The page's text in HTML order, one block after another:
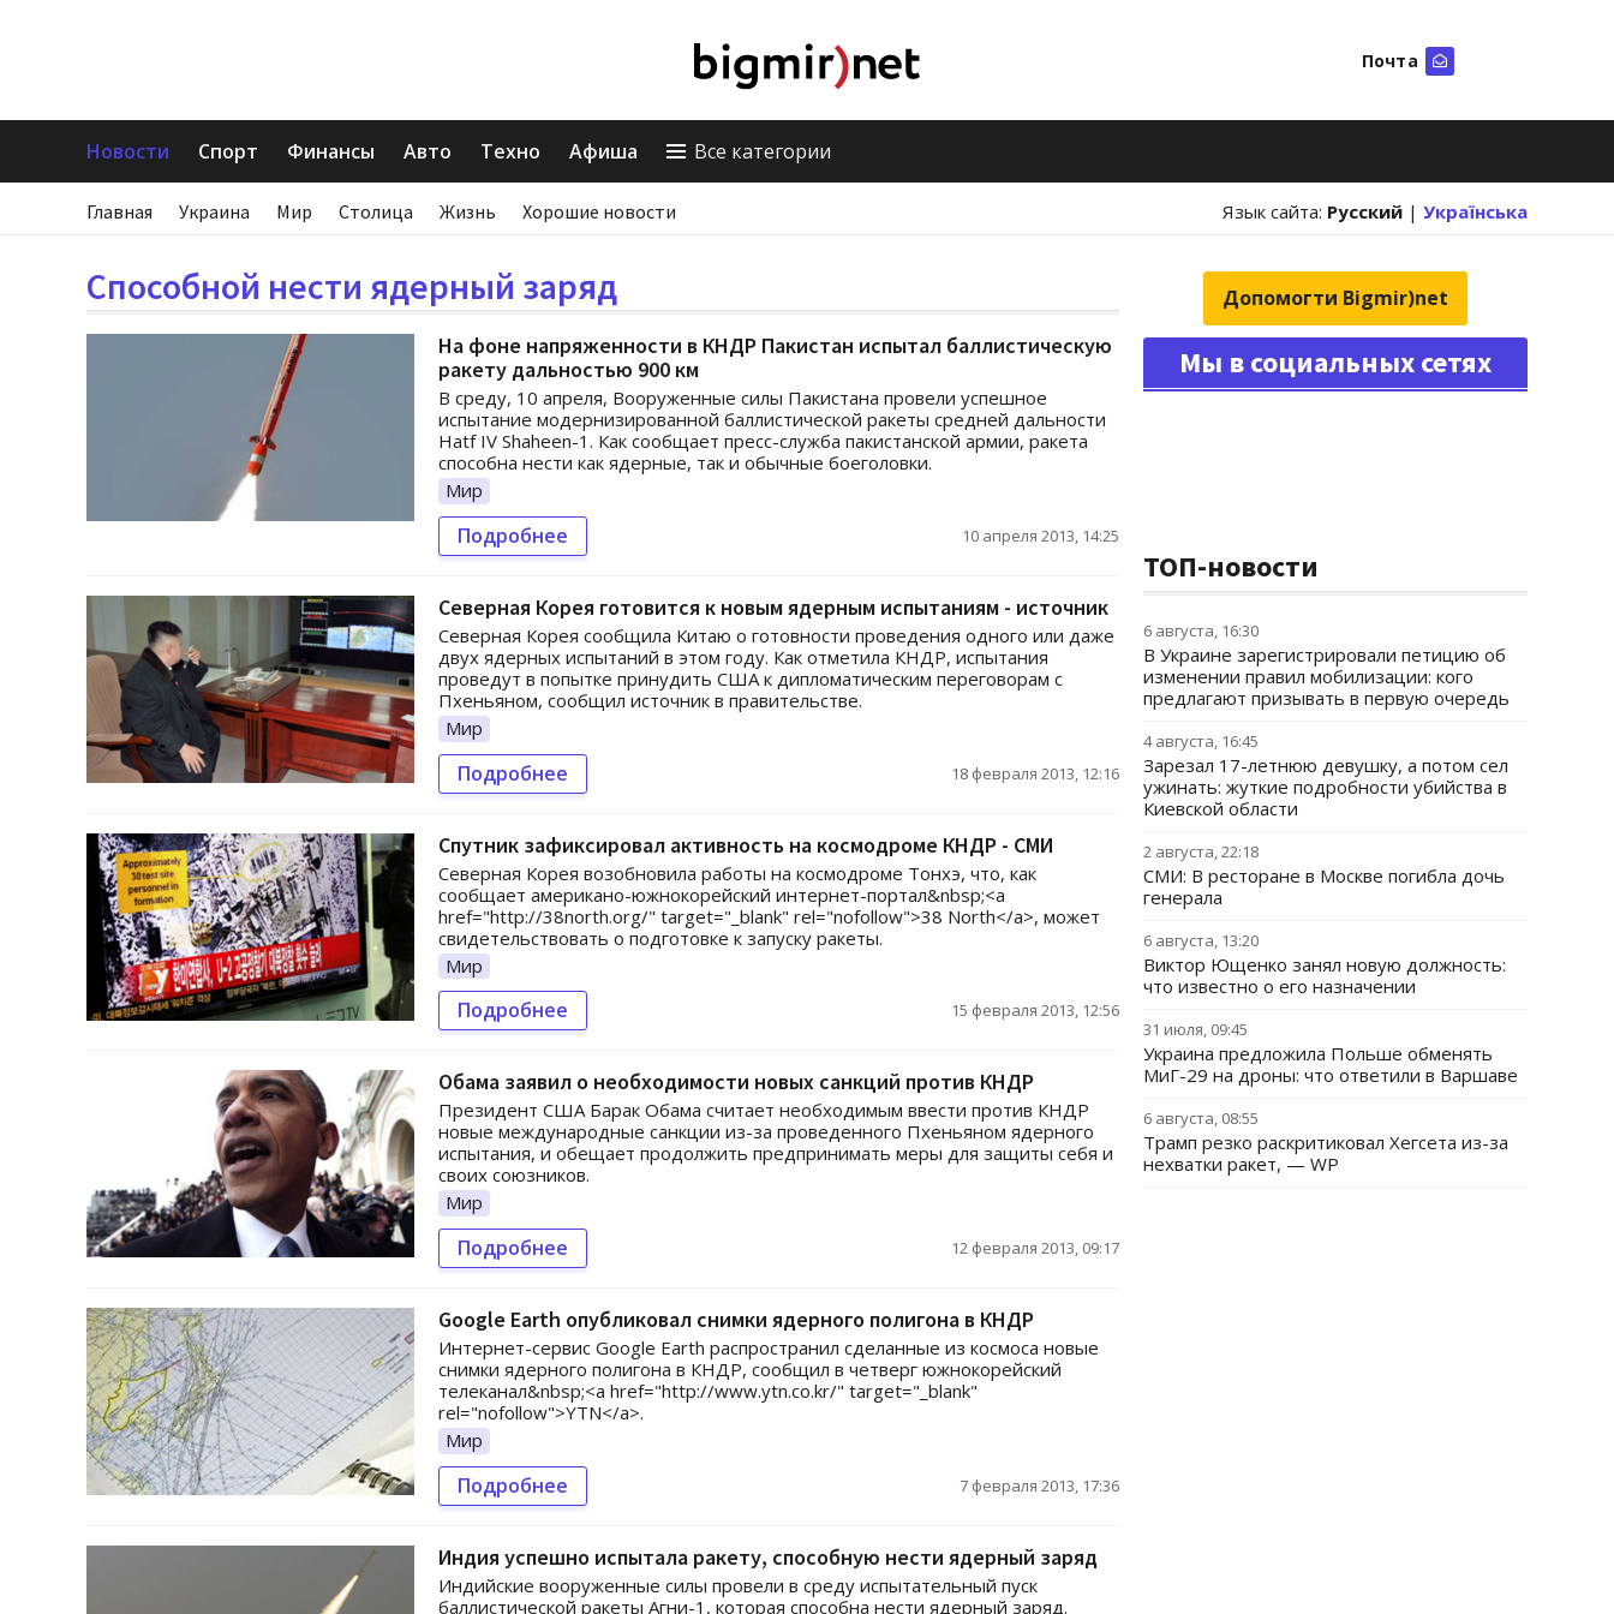
Почта
Новости Спорт Финансы Авто Техно Афиша Все категории
Главная Украина Мир Столица Жизнь Хорошие новости Язык сайта: Русский | Українська
Способной нести ядерный заряд
На фоне напряженности в КНДР Пакистан испытал баллистическую
ракету дальностью 900 км
В среду, 10 апреля, Вооруженные силы Пакистана провели успешное
испытание модернизированной баллистической ракеты средней дальности
Hatf IV Shaheen-1. Как сообщает пресс-служба пакистанской армии, ракета
способна нести как ядерные, так и обычные боеголовки.
Мир
Подробнее 10 апреля 2013, 14:25
Северная Корея готовится к новым ядерным испытаниям - источник
Северная Корея сообщила Китаю о готовности проведения одного или даже
двух ядерных испытаний в этом году. Как отметила КНДР, испытания
проведут в попытке принудить США к дипломатическим переговорам с
Пхеньяном, сообщил источник в правительстве.
Мир
Подробнее 18 февраля 2013, 12:16
Спутник зафиксировал активность на космодроме КНДР - СМИ
Северная Корея возобновила работы на космодроме Тонхэ, что, как
сообщает американо-южнокорейский интернет-портал&nbsp;<a
href="http://38north.org/" target="_blank" rel="nofollow">38 North</a>, может
свидетельствовать о подготовке к запуску ракеты.
Мир
Подробнее 15 февраля 2013, 12:56
Обама заявил о необходимости новых санкций против КНДР
Президент США Барак Обама считает необходимым ввести против КНДР
новые международные санкции из-за проведенного Пхеньяном ядерного
испытания, и обещает продолжить предпринимать меры для защиты себя и
своих союзников.
Мир
Подробнее 12 февраля 2013, 09:17
Google Earth опубликовал снимки ядерного полигона в КНДР
Интернет-сервис Google Earth распространил сделанные из космоса новые
снимки ядерного полигона в КНДР, сообщил в четверг южнокорейский
телеканал&nbsp;<a href="http://www.ytn.co.kr/" target="_blank"
rel="nofollow">YTN</a>.
Мир
Подробнее 7 февраля 2013, 17:36
Индия успешно испытала ракету, способную нести ядерный заряд
Индийские вооруженные силы провели в среду испытательный пуск
баллистической ракеты Агни-1, которая способна нести ядерный заряд.
Допомогти Bigmir)net
Мы в социальных сетях
ТОП-новости
6 августа, 16:30
В Украине зарегистрировали петицию об
изменении правил мобилизации: кого
предлагают призывать в первую очередь
4 августа, 16:45
Зарезал 17-летнюю девушку, а потом сел
ужинать: жуткие подробности убийства в
Киевской области
2 августа, 22:18
СМИ: В ресторане в Москве погибла дочь
генерала
6 августа, 13:20
Виктор Ющенко занял новую должность:
что известно о его назначении
31 июля, 09:45
Украина предложила Польше обменять
МиГ-29 на дроны: что ответили в Варшаве
6 августа, 08:55
Трамп резко раскритиковал Хегсета из-за
нехватки ракет, — WP